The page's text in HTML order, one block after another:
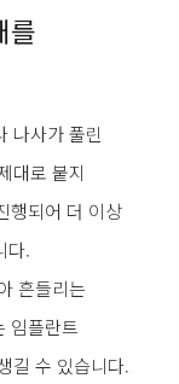
를
나사가 풀린
대로 붙지
행되어 더 이상
다.
흔들리는
임플란트
길 수 있습니다.